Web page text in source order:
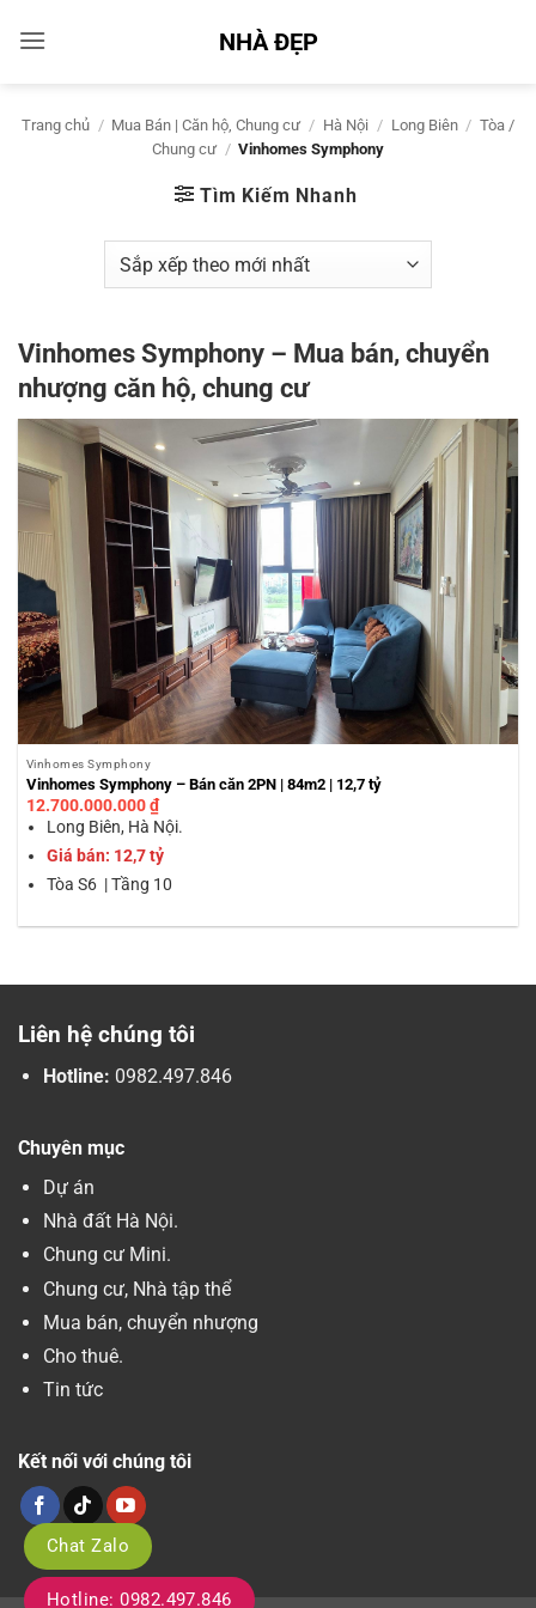
qua
NHÀ ĐẸP
Trang chủ / Mua Bán | Căn hộ, Chung cư / Hà Nội / Long Biên / Tòa /
Chung cư / Vinhomes Symphony
Tìm Kiếm Nhanh
Vinhomes Symphony – Mua bán, chuyển
nhượng căn hộ, chung cư
Vinhomes Symphony
Vinhomes Symphony – Bán căn 2PN | 84m2 | 12,7 tỷ
12.700.000.000₫
Long Biên, Hà Nội.
Giá bán: 12,7 tỷ
Tòa S6 | Tầng 10
Liên hệ chúng tôi
Hotline: 0982.497.846
Chuyên mục
Dự án
Nhà đất Hà Nội.
Chung cư Mini.
Chung cư, Nhà tập thể
Mua bán, chuyển nhượng
Cho thuê.
Tin tức
Kết nối với chúng tôi
Chat Zalo
Hotline: 0982.497.846